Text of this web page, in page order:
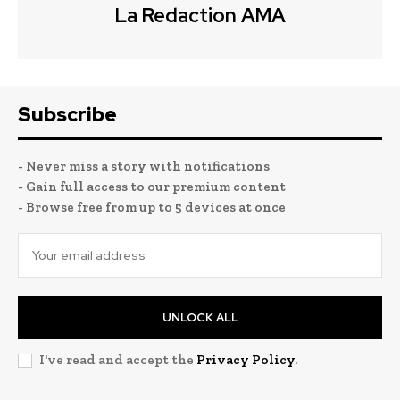
La Redaction AMA
Subscribe
- Never miss a story with notifications
- Gain full access to our premium content
- Browse free from up to 5 devices at once
UNLOCK ALL
I've read and accept the Privacy Policy.